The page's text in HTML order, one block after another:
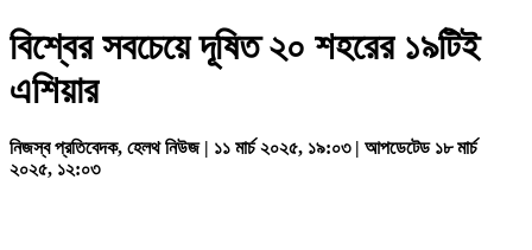
বিশ্বের সবচেয়ে দূষিত ২০ শহরের ১৯টিই
এশিয়ার
নিজস্ব প্রতিবেদক, হেলথ নিউজ | ১১ মার্চ ২০২৫, ১৯:০৩ | আপডেটেড ১৮ মার্চ
২০২৫, ১২:০৩